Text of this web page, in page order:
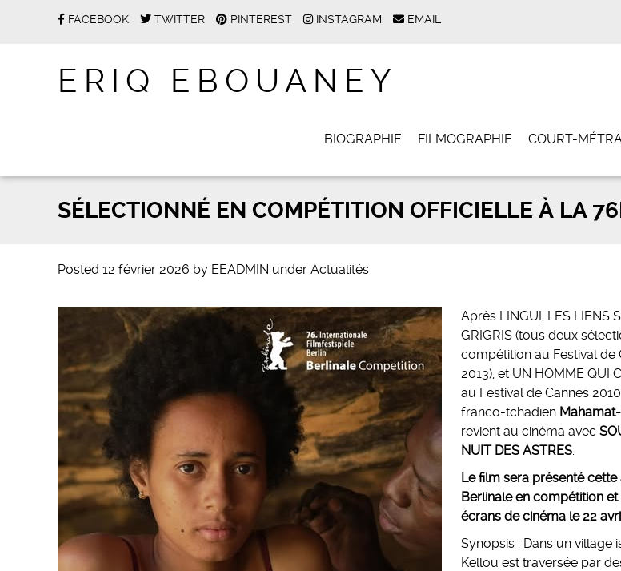
FACEBOOK TWITTER PINTEREST INSTAGRAM EMAIL
ERIQ EBOUANEY
BIOGRAPHIE FILMOGRAPHIE COURT-
SÉLECTIONNÉ EN COMPÉTITION OFFICIELLE À LA
Posted 12 février 2026 by EEADMIN under Actualités
Après LINGUI, LES LIENS
GRIGRIS (tous deux
compétition au Festival de
2013), et UN HOMME QUI
au Festival de Cannes
franco-tchadien
revient au cinéma avec
NUIT DES ASTRES.
Le film sera présenté cette
Berlinale en compétition
écrans de cinéma le 22
Synopsis : Dans un village
Kellou est traversée par